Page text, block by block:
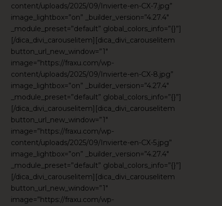
content/uploads/2025/09/Invierte-en-CX-7.jpg”
image_lightbox=”on” _builder_version=”4.27.4″
_module_preset=”default” global_colors_info=”{}”]
[/dica_divi_carouselitem][dica_divi_carouselitem
button_url_new_window=”1″
image=”https://fraxu.com/wp-
content/uploads/2025/09/Invierte-en-CX-8.jpg”
image_lightbox=”on” _builder_version=”4.27.4″
_module_preset=”default” global_colors_info=”{}”]
[/dica_divi_carouselitem][dica_divi_carouselitem
button_url_new_window=”1″
image=”https://fraxu.com/wp-
content/uploads/2025/09/Invierte-en-CX-5.jpg”
image_lightbox=”on” _builder_version=”4.27.4″
_module_preset=”default” global_colors_info=”{}”]
[/dica_divi_carouselitem][dica_divi_carouselitem
button_url_new_window=”1″
image=”https://fraxu.com/wp-